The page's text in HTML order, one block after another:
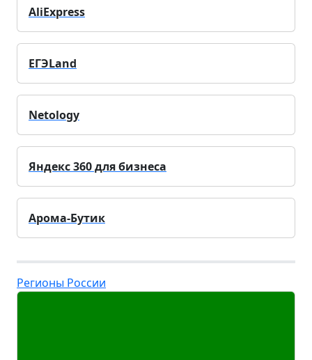
AliExpress
ЕГЭLand
Netology
Яндекс 360 для бизнеса
Арома-Бутик
Регионы России